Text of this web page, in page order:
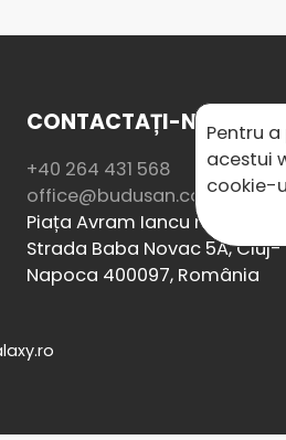
CONTACTAȚI-NE
+40 264 431 568
office@budusan.com
Piața Avram Iancu nr. 8/2,
Strada Baba Novac 5A, Cluj-
Napoca 400097, România
Pentru
acestui
cookie-